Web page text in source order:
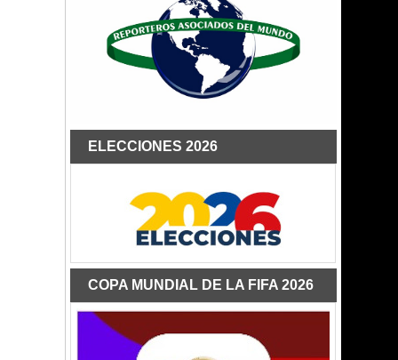
ELECCIONES 2026
COPA MUNDIAL DE LA FIFA 2026